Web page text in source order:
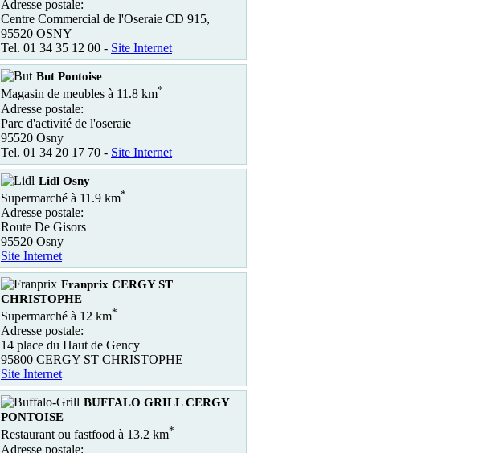
Adresse postale:
Centre Commercial de l'Oseraie CD 915,
95520 OSNY
Tel. 01 34 35 12 00 - Site Internet
But Pontoise
Magasin de meubles à 11.8 km*
Adresse postale:
Parc d'activité de l'oseraie
95520 Osny
Tel. 01 34 20 17 70 - Site Internet
Lidl Osny
Supermarché à 11.9 km*
Adresse postale:
Route De Gisors
95520 Osny
Site Internet
Franprix CERGY ST
CHRISTOPHE
Supermarché à 12 km*
Adresse postale:
14 place du Haut de Gency
95800 CERGY ST CHRISTOPHE
Site Internet
BUFFALO GRILL CERGY
PONTOISE
Restaurant ou fastfood à 13.2 km*
Adresse postale: